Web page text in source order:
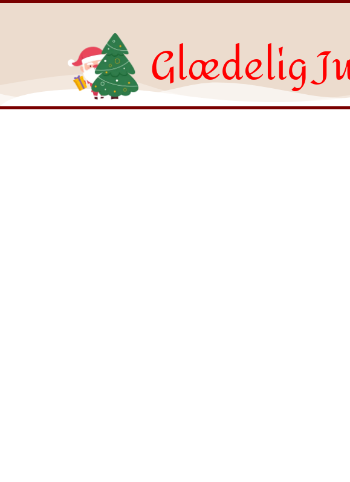
Glædelig